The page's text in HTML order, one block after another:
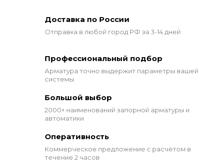
Доставка по России
Отправка в любой город РФ за 3-14 дней
Профессиональный подбор
Арматура точно выдержит параметры вашей
системы
Большой выбор
2000+ наименований запорной арматуры и
автоматики
Оперативность
Коммерческое предложение с расчётом в
течение 2 часов